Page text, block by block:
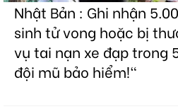
Nhật Bản : Ghi nhận
sinh tử vong hoặc bị
vụ tai nạn xe đạp trong
đội mũ bảo hiểm!"